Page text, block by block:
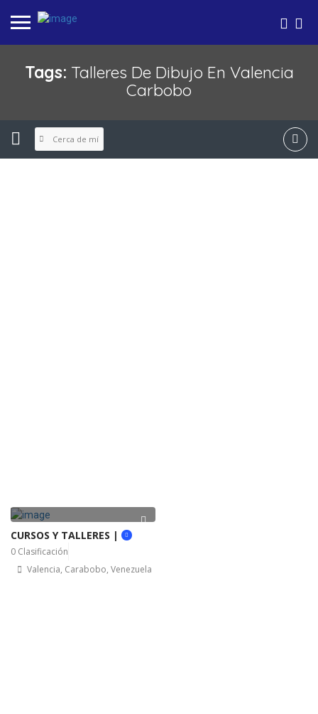
Tags: Talleres De Dibujo En Valencia
Carbobo
Cerca de mí
CURSOS Y TALLERES |
0 Clasificación
Valencia, Carabobo, Venezuela